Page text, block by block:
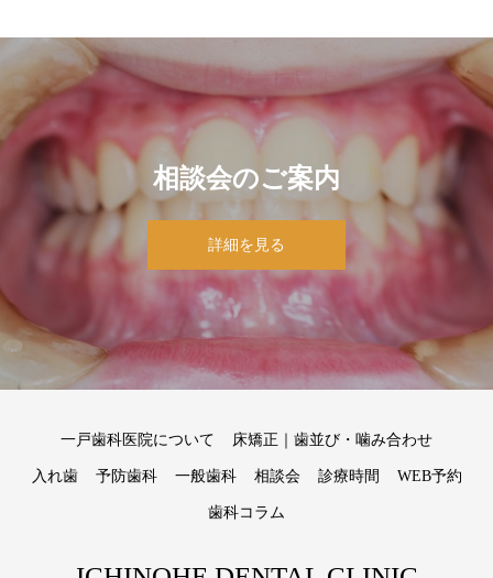
相談会のご案内
詳細を見る
一戸歯科医院について 床矯正｜歯並び・噛み合わせ
入れ歯 予防歯科 一般歯科 相談会 診療時間 WEB予約
歯科コラム